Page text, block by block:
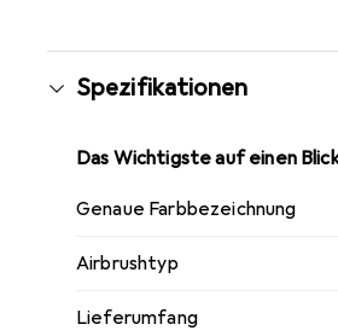
Spezifikationen
Das Wichtigste auf einen
Genaue Farbbezeichnung
Airbrushtyp
Lieferumfang